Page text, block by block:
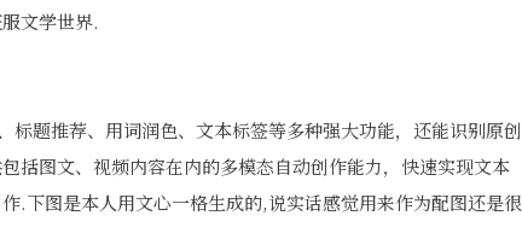
文学世界.
题推荐、用词润色、文本标签等多种强大功能，还能识别原创
括图文、视频内容在内的多模态自动创作能力，快速实现文本
.下图是本人用文心一格生成的,说实话感觉用来作为配图还是很